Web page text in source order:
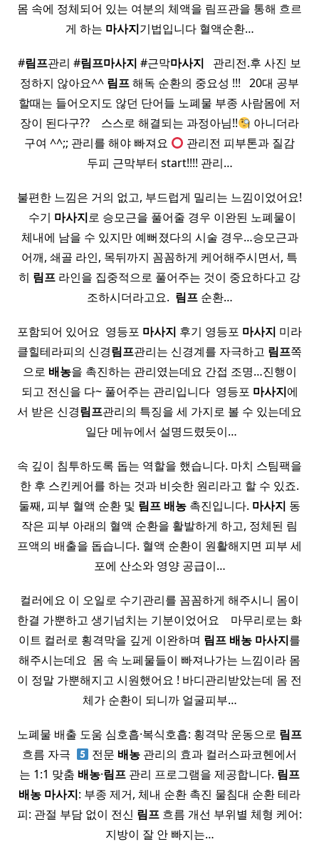
몸 속에 정체되어 있는 여분의 체액을 림프관을 통해 흐르
게 하는 마사지기법입니다 혈액순환…
#림프관리 #림프마사지 #근막마사지 ​ ​ 관리전.후 사진 보
정하지 않아요^^ 림프해독 순환의 중요성 !!! ​ ​ 20대 공부
할때는 들어오지도 않던 단어들 노폐물 부종 사람몸에 저
장이 된다구?? ​ ​ ​ 스스로 해결되는 과정아님!!
아니더라
구여 ^^;; 관리를 해야 빠져요
관리전 피부톤과 질감
두피 근막부터 start!!!! 관리…
불편한 느낌은 거의 없고, 부드럽게 밀리는 느낌이었어요!
​ ​ 수기 마사지로 승모근을 풀어줄 경우 이완된 노폐물이
체내에 남을 수 있지만 예뻐졌다의 시술 경우…승모근과
어깨, 쇄골 라인, 목뒤까지 꼼꼼하게 케어해주시면서, 특
히 림프 라인을 집중적으로 풀어주는 것이 중요하다고 강
조하시더라고요.​ ​ 림프순환…
포함되어 있어요 ​ 영등포 마사지 후기 영등포 마사지 미라
클힐테라피의 신경림프관리는 신경계를 자극하고 림프쪽
으로 배농을 촉진하는 관리였는데요 간접 조명…진행이
되고 전신을 다~ 풀어주는 관리입니다 ​ 영등포 마사지에
서 받은 신경림프관리의 특징을 세 가지로 볼 수 있는데요
​ 일단 메뉴에서 설명드렸듯이…
속 깊이 침투하도록 돕는 역할을 했습니다. 마치 스팀팩을
한 후 스킨케어를 하는 것과 비슷한 원리라고 할 수 있죠.
둘째, 피부 혈액 순환 및 림프 배농 촉진입니다. 마사지 동
작은 피부 아래의 혈액 순환을 활발하게 하고, 정체된 림
프액의 배출을 돕습니다. 혈액 순환이 원활해지면 피부 세
포에 산소와 영양 공급이…
컬러에요 이 오일로 수기관리를 꼼꼼하게 해주시니 몸이
한결 가뿐하고 생기넘치는 기분이었어요 ​ ​ ​ 마무리로는 화
이트 컬러로 횡격막을 깊게 이완하며 림프 배농 마사지를
해주시는데요 ​ 몸 속 노페물들이 빠져나가는 느낌이라 몸
이 정말 가뿐해지고 시원했어요 ! 바디관리받았는데 몸 전
체가 순환이 되니까 얼굴피부…
노폐물 배출 도움 심호흡·복식호흡: 횡격막 운동으로 림프
흐름 자극 ​
전문 배농 관리의 효과 컬러스파코헨에서
는 1:1 맞춤 배농·림프 관리 프로그램을 제공합니다. 림프
배농 마사지: 부종 제거, 체내 순환 촉진 물침대 순환 테라
피: 관절 부담 없이 전신 림프 흐름 개선 부위별 체형 케어:
지방이 잘 안 빠지는…